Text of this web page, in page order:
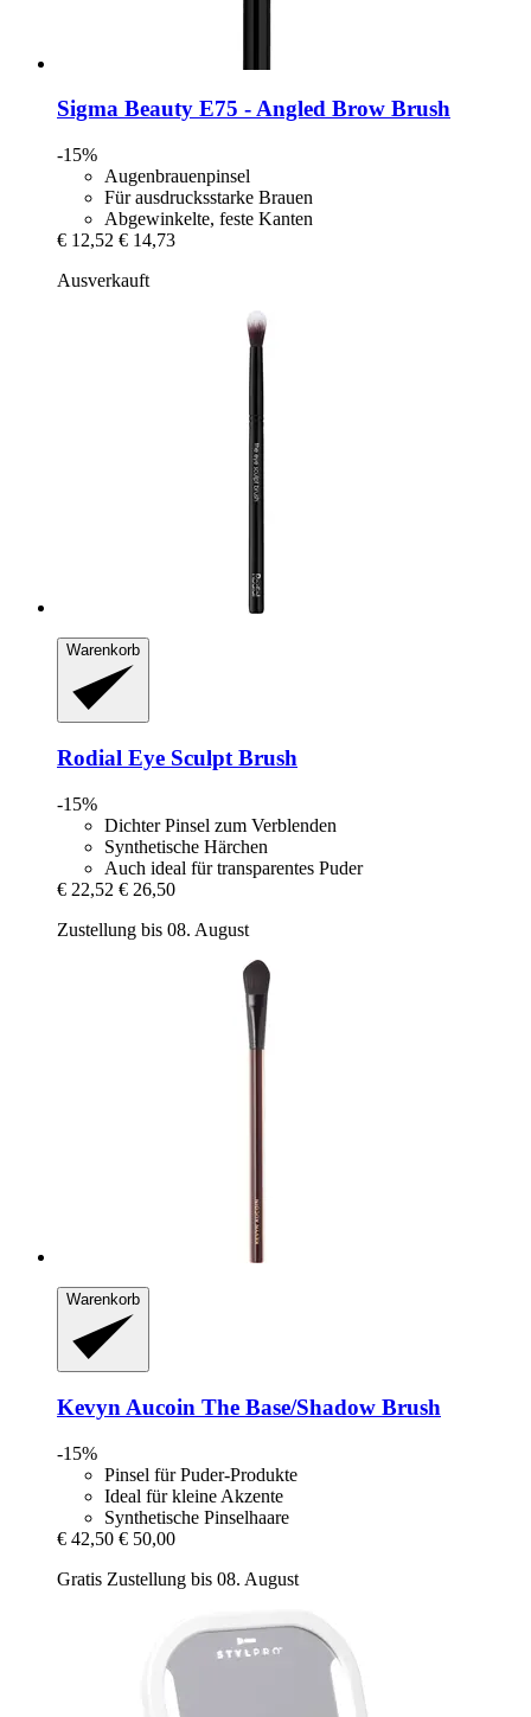
Sigma Beauty E75 -​ Angled Brow Brush
-15%
Augenbrauenpinsel
Für ausdrucksstarke Brauen
Abgewinkelte, feste Kanten
€ 12,52 € 14,73
Ausverkauft
Warenkorb
Rodial Eye Sculpt Brush
-15%
Dichter Pinsel zum Verblenden
Synthetische Härchen
Auch ideal für transparentes Puder
€ 22,52 € 26,50
Zustellung bis 08. August
Warenkorb
Kevyn Aucoin The Base/Shadow Brush
-15%
Pinsel für Puder-Produkte
Ideal für kleine Akzente
Synthetische Pinselhaare
€ 42,50 € 50,00
Gratis Zustellung bis 08. August